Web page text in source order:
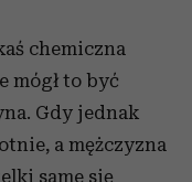
chemiczna
mógł to być
Gdy jednak
a mężczyzna
same się